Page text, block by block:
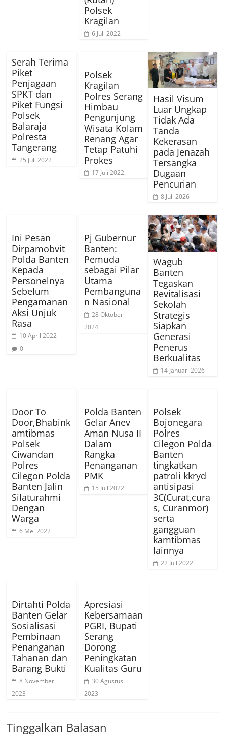
Polsek
Kragilan
6 Juli 2022
Serah Terima
Piket
Penjagaan
SPKT dan
Piket Fungsi
Polsek
Balaraja
Polresta
Tangerang
25 Juli 2022
Polsek
Kragilan
Polres Serang
Himbau
Pengunjung
Wisata Kolam
Renang Agar
Tetap Patuhi
Prokes
17 Juli 2022
Hasil Visum
Luar Ungkap
Tidak Ada
Tanda
Kekerasan
pada Jenazah
Tersangka
Dugaan
Pencurian
8 Juli 2026
Ini Pesan
Dirpamobvit
Polda Banten
Kepada
Personelnya
Sebelum
Pengamanan
Aksi Unjuk
Rasa
10 April 2022
0
Pj Gubernur
Banten:
Pemuda
sebagai Pilar
Utama
Pembanguna
n Nasional
28 Oktober
2024
Wagub
Banten
Tegaskan
Revitalisasi
Sekolah
Strategis
Siapkan
Generasi
Penerus
Berkualitas
14 Januari 2026
Door To
Door,Bhabink
amtibmas
Polsek
Ciwandan
Polres
Cilegon Polda
Banten Jalin
Silaturahmi
Dengan
Warga
6 Mei 2022
Polda Banten
Gelar Anev
Aman Nusa II
Dalam
Rangka
Penanganan
PMK
15 Juli 2022
Polsek
Bojonegara
Polres
Cilegon Polda
Banten
tingkatkan
patroli kkryd
antisipasi
3C(Curat,cura
s, Curanmor)
serta
gangguan
kamtibmas
lainnya
22 Juli 2022
Dirtahti Polda
Banten Gelar
Sosialisasi
Pembinaan
Penanganan
Tahanan dan
Barang Bukti
8 November
2023
Apresiasi
Kebersamaan
PGRI, Bupati
Serang
Dorong
Peningkatan
Kualitas Guru
30 Agustus
2023
Tinggalkan Balasan